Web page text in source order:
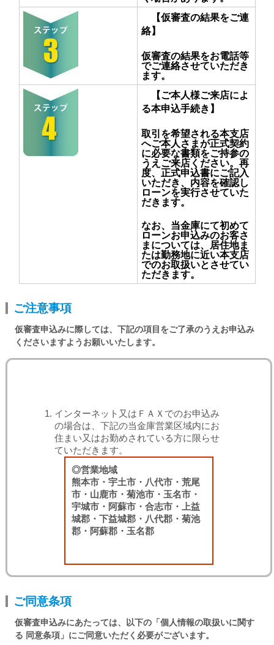
【仮審査の結果をご連
絡】
仮審査の結果をお電話等
でご連絡させていただき
ます。
【ご本人様ご来店によ
る本申込手続き】
取引を希望される本支店
へご本人さまが正式契約
に必要な書類をご持参の
うえご来店ください。再
度、正式申込書にご記入
いただき、内容を確認し
ローンを実行させていた
だきます。
なお、当金庫にて初めて
ローンお申込みのお客さ
まについては、居住地ま
たは勤務地に近い本支店
でのお取扱いとさせてい
ただきます。
ご注意事項
仮審査申込みに際しては、下記の項目をご了承のうえお申込み
くださいますようお願いいたします。
インターネット又はＦＡＸでのお申込み
の場合は、下記の当金庫営業区域内にお
住まい又はお勤めされている方に限らせ
ていただきます。
◎営業地域
熊本市・宇土市・八代市・荒尾
市・山鹿市・菊池市・玉名市・
宇城市・阿蘇市・合志市・上益
城郡・下益城郡・八代郡・菊池
郡・阿蘇郡・玉名郡
※当金庫にて初めてローンをお申込みのお客さまにつきま
ご同意条項
仮審査申込みにあたっては、以下の「個人情報の取扱いに関す
る 同意条項」にご同意いただく必要がございます。